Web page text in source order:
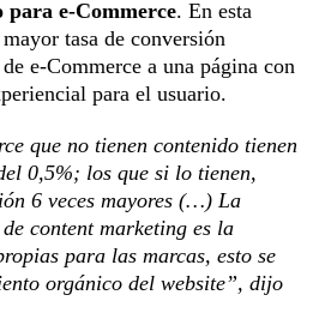
para e-Commerce. En esta
tasa de conversión
e-Commerce a una página con
para el usuario.
que no tienen contenido tienen
0,5%; los que si lo tienen,
6 veces mayores (…) La
content marketing es la
para las marcas, esto se
orgánico del website”, dijo